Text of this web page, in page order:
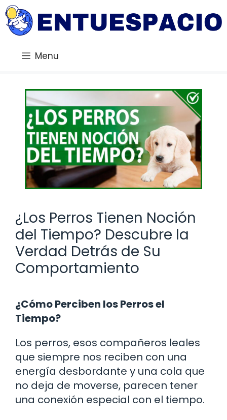
Saltar
al
contenido
Menu
¿Los Perros Tienen Noción
del Tiempo? Descubre la
Verdad Detrás de Su
Comportamiento
¿Cómo Perciben los Perros el
Tiempo?
Los perros, esos compañeros leales
que siempre nos reciben con una
energía desbordante y una cola que
no deja de moverse, parecen tener
una conexión especial con el tiempo.